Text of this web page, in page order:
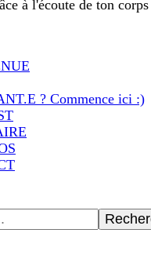
à l'écoute de ton corps
? Commence ici :)